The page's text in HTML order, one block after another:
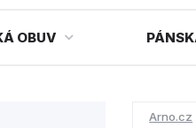
OBUV
Arno.cz